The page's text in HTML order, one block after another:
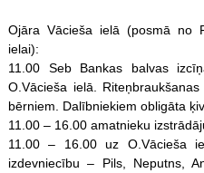
Ojāra Vācieša ielā (posmā no
ielai):
11.00 Seb Bankas balvas
O.Vācieša ielā.
bērniem. Dalībniekiem obligāta
11.00 – 16.00 amatnieku
11.00 – 16.00 uz O.Vācieša
izdevniecību – Pils, Neputns,